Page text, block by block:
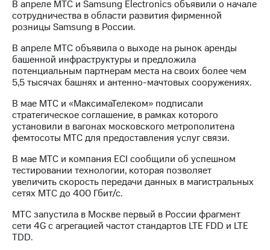
Корпоративный
секретарь
Раскрытие
Информация
акционерам
Документы
ПАО
"МТС"
Собрания
акционеров
Личный
кабинет
акционера
Акционерный
капитал
Контроль
и
аудит
Рынок
акций
В апреле МТС и Samsung Electronics объявили о начале
сотрудничества в области развития фирменной
розницы Samsung в России.
В апреле МТС объявила о выходе на рынок аренды
башенной инфраструктуры и предложила
потенциальным партнерам места на своих более чем
5,5 тысячах башнях и антенно-мачтовых сооружениях.
В мае МТС и «МаксимаТелеком» подписали
стратегическое соглашение, в рамках которого
установили в вагонах московского метрополитена
фемтосоты МТС для предоставления услуг связи.
В мае МТС и компания ECI сообщили об успешном
тестировании технологии, которая позволяет
увеличить скорость передачи данных в магистральных
сетях МТС до 400 Гбит/с.
МТС запустила в Москве первый в России фрагмент
сети 4G с агрегацией частот стандартов LTE FDD и LTE
TDD.